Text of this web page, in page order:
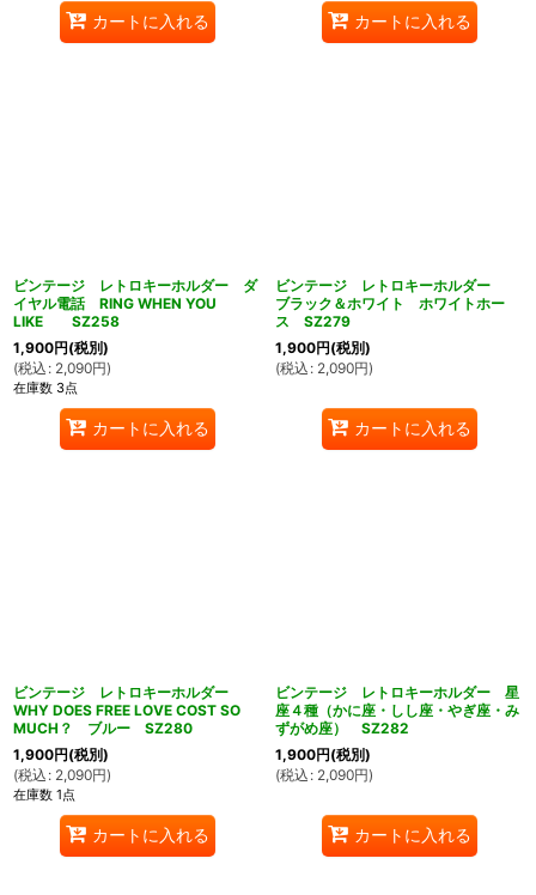
カートに入れる カートに入れる
ビンテージ レトロキーホルダー ダ
イヤル電話 RING WHEN YOU
LIKE SZ258
1,900円(税別)
(税込 : 2,090円)
在庫数 3点
カートに入れる
ビンテージ レトロキーホルダー
ブラック＆ホワイト ホワイトホー
ス SZ279
1,900円(税別)
(税込 : 2,090円)
カートに入れる
ビンテージ レトロキーホルダー
WHY DOES FREE LOVE COST SO
MUCH？ ブルー SZ280
1,900円(税別)
(税込 : 2,090円)
在庫数 1点
カートに入れる
ビンテージ レトロキーホルダー 星
座４種（かに座・しし座・やぎ座・み
ずがめ座） SZ282
1,900円(税別)
(税込 : 2,090円)
カートに入れる